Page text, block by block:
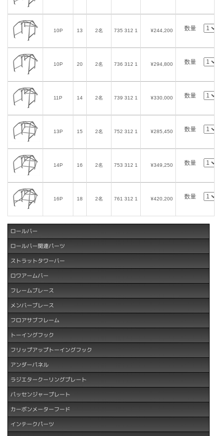
10P 13 2名 735 312 1 ¥244,200 数量
10P 20 2名 736 312 1 ¥294,800 数量
11P 14 2名 739 312 1 ¥330,000 数量
13P 15 2名 752 312 1 ¥285,450 数量
14P 16 2名 753 312 1 ¥349,250 数量
16P 18 2名 761 312 1 ¥420,200 数量
ロールバー
ロールバー関連パーツ
ストラットタワーバー
ロワアームバー
フレームブレース
メンバーブレース
フロアサブフレーム
トーイングフック
フリップアップトーイングフック
アンダーパネル
ラジエタークーリングプレート
パッセンジャープレート
カーボンメーターフード
インテークパーツ